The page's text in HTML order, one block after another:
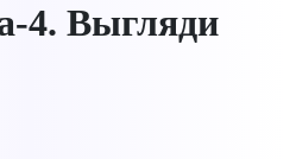
4. Выгляди